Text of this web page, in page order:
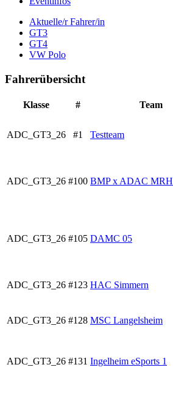
Aktuelle/r Fahrer/in
GT3
GT4
VW Polo
Fahrerübersicht
Klasse # Team
ADC_GT3_26 #1 Testteam
ADC_GT3_26 #100 BMP x ADAC MRH
ADC_GT3_26 #105 DAMC 05
ADC_GT3_26 #123 HAC Simmern
ADC_GT3_26 #128 MSC Langelsheim
ADC_GT3_26 #131 Ingelheim eSports 1